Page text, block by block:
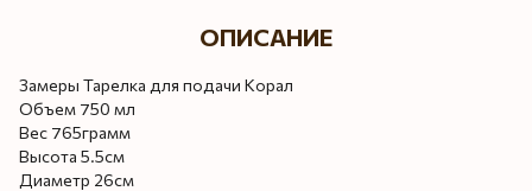
ОПИСАНИЕ
Замеры Тарелка для подачи Корал
Объем 750 мл
Вес 765грамм
Высота 5.5см
Диаметр 26см